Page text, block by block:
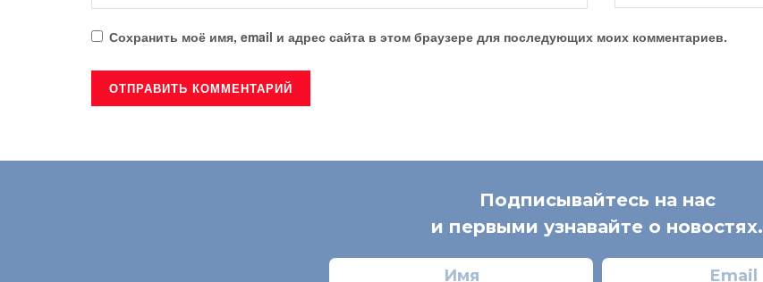
Сохранить моё имя, email и адрес сайта в этом браузере для последующих моих комментариев.
Подписывайтесь на нас
и первыми узнавайте о новостях.